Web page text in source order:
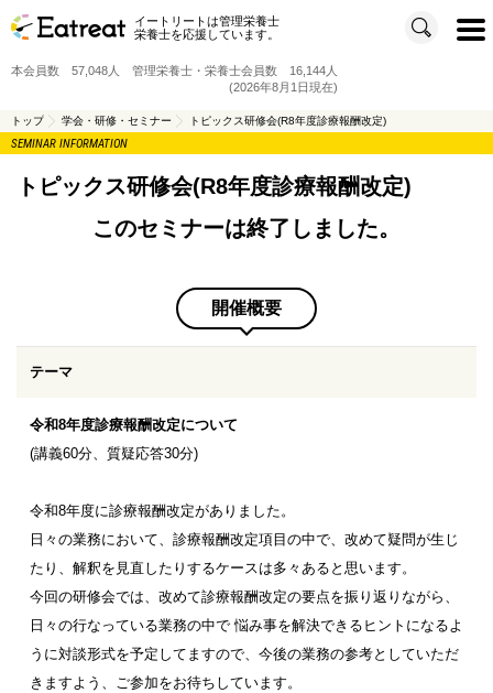
イートリートは管理栄養士
栄養士を応援しています。
t
o
i
a
本会員数 57,048人 管理栄養士・栄養士会員数 16,144人
(2026年8月1日現在)
トップ 学会・研修・セミナー トピックス研修会(R8年度診療報酬改定)
SEMINAR INFORMATION
トピックス研修会(R8年度診療報酬改定)
このセミナーは終了しました。
開催概要
テーマ
令和8年度診療報酬改定について
(講義60分、質疑応答30分)
令和8年度に診療報酬改定がありました。
日々の業務において、診療報酬改定項目の中で、改めて疑問が生じ
たり、解釈を見直したりするケースは多々あると思います。
今回の研修会では、改めて診療報酬改定の要点を振り返りながら、
日々の行なっている業務の中で 悩み事を解決できるヒントになるよ
うに対談形式を予定してますので、今後の業務の参考としていただ
きますよう、ご参加をお待ちしています。